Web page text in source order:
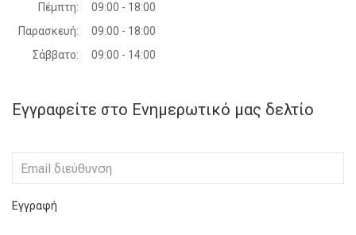
Πέμπτη:
09:00 - 18:00
Παρασκευή:
09:00 - 18:00
Σάββατο:
09:00 - 14:00
Εγγραφείτε στο Ενημερωτικό μας δελτίο
Εγγραφή